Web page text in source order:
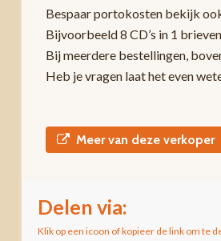
Bespaar portokosten bekijk
Bijvoorbeeld 8 CD’s in 1
Bij meerdere bestellingen,
Heb je vragen laat het even
Meer van deze verkoper
Delen via:
Klik op een icoon of kopieer de link om te